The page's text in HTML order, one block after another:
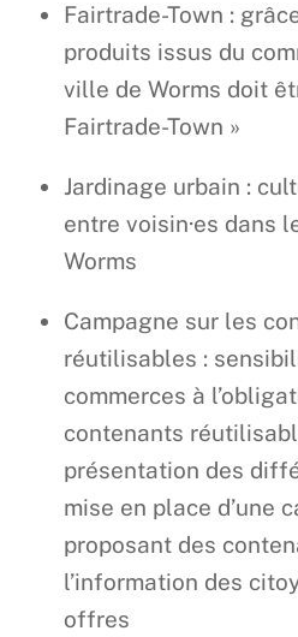
Fairtrade-Town :
produits issus du
ville de Worms doit
Fairtrade-Town »
Jardinage urbain :
entre voisin·es dans
Worms
Campagne sur les
réutilisables :
commerces à
contenants
présentation des
mise en place d’une
proposant des
l’information des
offres